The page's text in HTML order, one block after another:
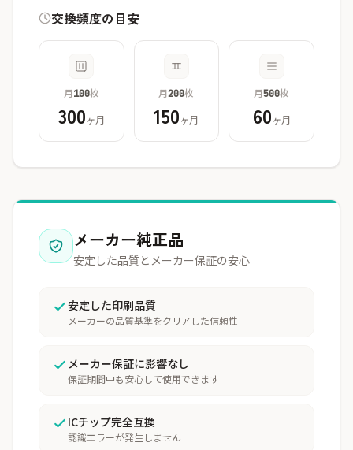
交換頻度の目安
月100枚
300ヶ月
月200枚
150ヶ月
月500枚
60ヶ月
メーカー純正品
安定した品質とメーカー保証の安心
安定した印刷品質
メーカーの品質基準をクリアした信頼性
メーカー保証に影響なし
保証期間中も安心して使用できます
ICチップ完全互換
認識エラーが発生しません